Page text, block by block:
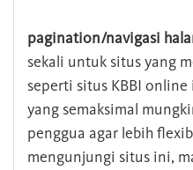
pagination/navigasi
sekali untuk situs yang
seperti situs KBBI
yang semaksimal
penggua agar lebih
mengunjungi situs ini,